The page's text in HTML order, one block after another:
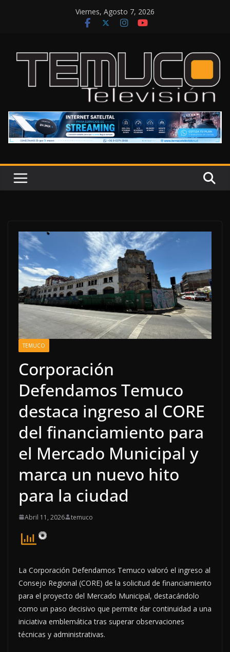
Viernes, Agosto 7, 2026
TEMUCO
Corporación
Defendamos Temuco
destaca ingreso al CORE
del financiamiento para
el Mercado Municipal y
marca un nuevo hito
para la ciudad
Abril 11, 2026 temuco
La Corporación Defendamos Temuco valoró el ingreso al
Consejo Regional (CORE) de la solicitud de financiamiento
para el proyecto del Mercado Municipal, destacándolo
como un paso decisivo que permite dar continuidad a una
iniciativa emblemática tras superar observaciones
técnicas y administrativas.